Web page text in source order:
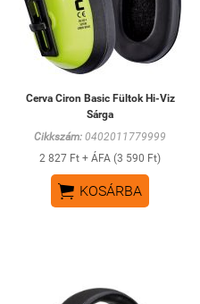
Cerva Ciron Basic Fültok Hi-Viz
Sárga
Cikkszám: 0402011779999
2 827 Ft + ÁFA (3 590 Ft)
 KOSÁRBA